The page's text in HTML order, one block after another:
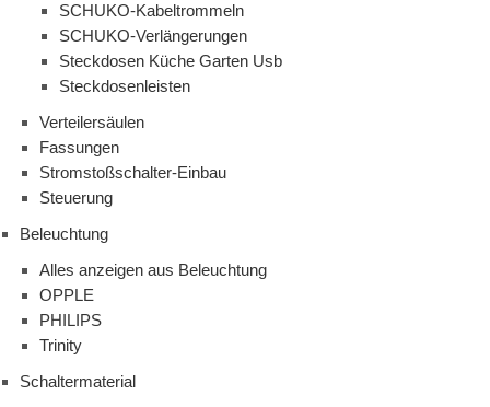
SCHUKO-Kabeltrommeln
SCHUKO-Verlängerungen
Steckdosen Küche Garten Usb
Steckdosenleisten
Verteilersäulen
Fassungen
Stromstoßschalter-Einbau
Steuerung
Beleuchtung
Alles anzeigen aus Beleuchtung
OPPLE
PHILIPS
Trinity
Schaltermaterial